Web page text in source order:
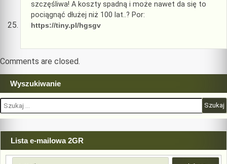
szczęśliwa! A koszty spadną i może nawet da się to
pociągnąć dłużej niż 100 lat..? Por:
https://tiny.pl/hgsgv
Comments are closed.
Wyszukiwanie
Szukaj:
Lista e-mailowa 2GR